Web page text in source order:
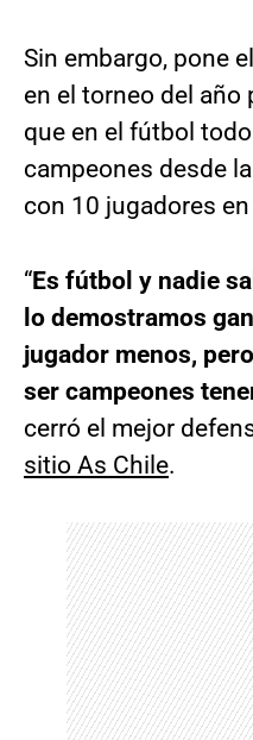
Sin embargo, pone
en el torneo del año
que en el fútbol
campeones desde
con 10 jugadores
“Es fútbol y nadie
lo demostramos
jugador menos,
ser campeones
cerró el mejor
sitio As Chile.